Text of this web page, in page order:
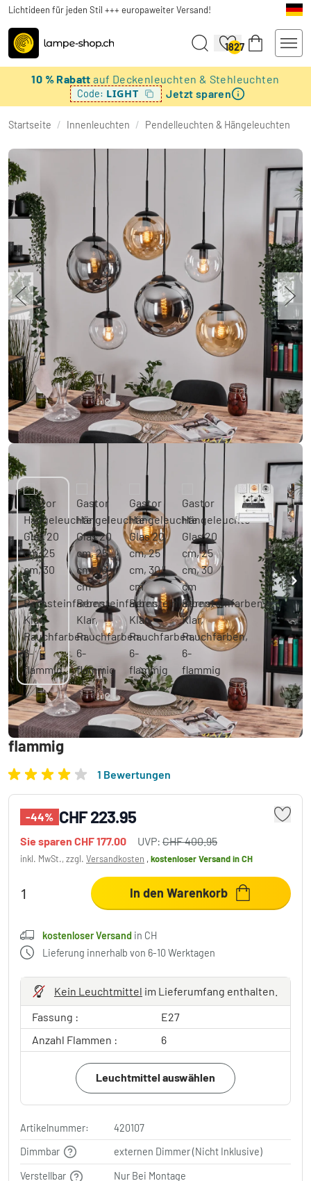
Lichtideen für jeden Stil +++ europaweiter Versand!
1827
10 % Rabattauf Deckenleuchten & Stehleuchten
Code: LIGHT Jetzt sparen
Startseite / Innenleuchten / Pendelleuchten & Hängeleuchten
Gastor Hängeleuchte Glas 20 cm, 25 cm, 30
cm Bernsteinfarben, Klar, Rauchfarben, 6-
flammig
1 Bewertungen
-44% CHF 223.95
Sie sparen CHF 177.00 UVP: CHF 400.95
inkl. MwSt., zzgl. Versandkosten ,kostenloser Versandin CH
In den Warenkorb
kostenloser Versand in CH
Lieferung innerhalb von 6-10 Werktagen
Kein Leuchtmittel im Lieferumfang enthalten.
Fassung :
E27
Anzahl Flammen :
6
Leuchtmittel auswählen
Artikelnummer:
420107
Dimmbar
externen Dimmer (Nicht Inklusive)
Verstellbar Nur Bei Montage